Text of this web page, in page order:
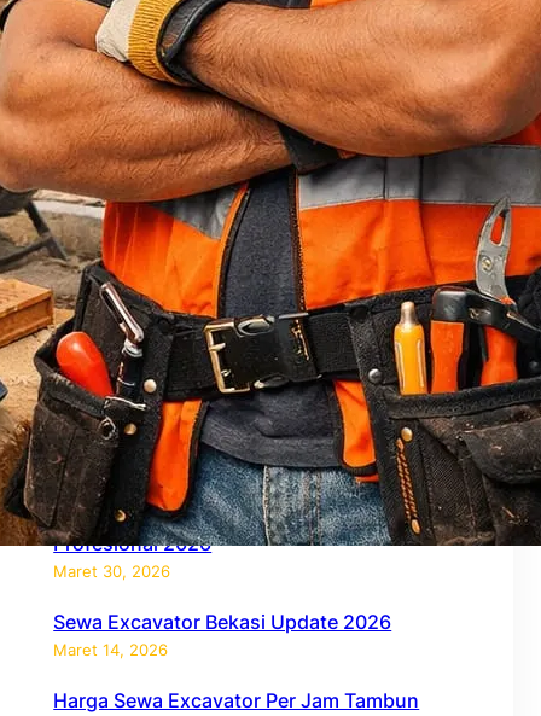
Jasa Bore Pile
Pagar Panel Beton
Sewa Alat Berat
Sewa Crane
Sewa Excavator
Sewa Excavator
Sewa Forklift
U Ditch Beton
Uncategorized
Recent Posts
Jasa Tukang Bangun Rumah Majalengka
Profesional 2026
Maret 30, 2026
Sewa Excavator Bekasi Update 2026
Maret 14, 2026
Harga Sewa Excavator Per Jam Tambun